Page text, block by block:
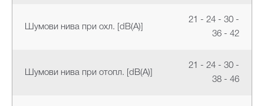
Шумови нива при охл. [dB(A)]
21 - 24 - 30 -
36 - 42
Шумови нива при отопл. [dB(A)]
21 - 24 - 30 -
38 - 46